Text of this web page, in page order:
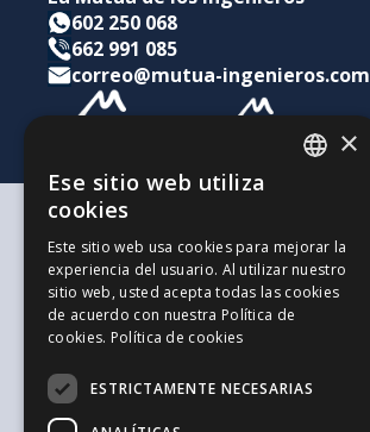
602 250 068
662 991 085
correo@mutua-ingenieros.com
Según tus necesidades
Para ti y tu familia
Para tus ahorros e inversiones
Para tu empresa
La alternativa a los Autónomos
Trabaja con nosotros
El Blog de la Ingeniería
ENGLISH
×
Ese sitio web utiliza
cookies
Este sitio web usa cookies para mejorar la
experiencia del usuario. Al utilizar nuestro
sitio web, usted acepta todas las cookies
de acuerdo con nuestra Política de
cookies. Política de cookies
ESTRICTAMENTE NECESARIAS